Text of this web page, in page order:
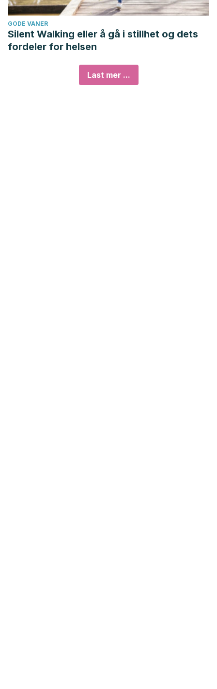
GODE VANER
Silent Walking eller å gå i stillhet og dets
fordeler for helsen
Last mer ...